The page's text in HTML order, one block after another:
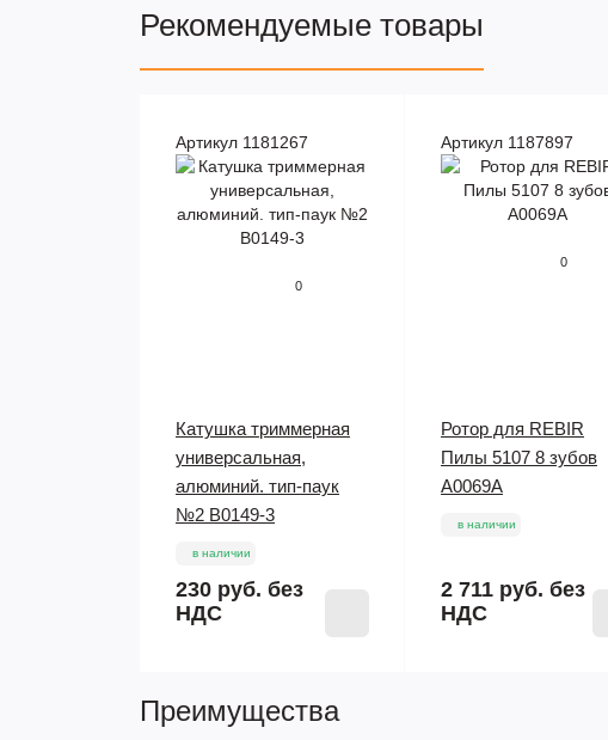
Рекомендуемые товары
Артикул 1181267
0
Катушка триммерная
универсальная,
алюминий. тип-паук
№2 B0149-3
в наличии
230 руб. без
НДС
Артикул 1187897
0
Ротор для REBIR
Пилы 5107 8 зубов
A0069A
в наличии
2 711 руб. без
НДС
Преимущества